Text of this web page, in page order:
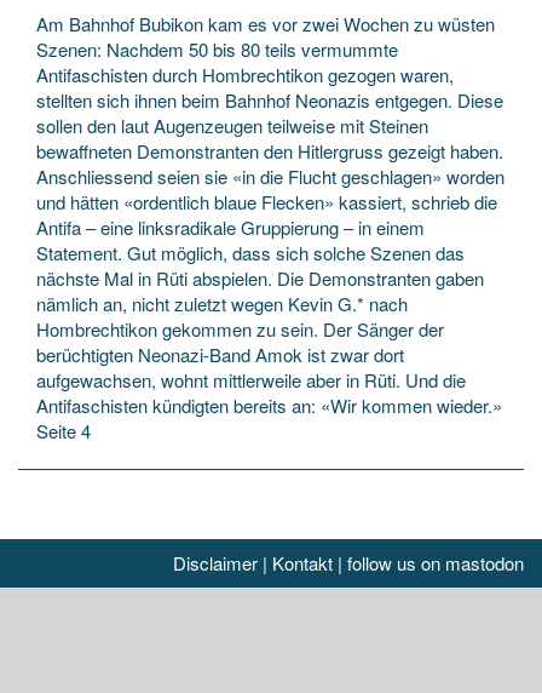
Am Bahnhof Bubikon kam es vor zwei Wochen zu wüsten
Szenen: Nachdem 50 bis 80 teils vermummte
Antifaschisten durch Hombrechtikon gezogen waren,
stellten sich ihnen beim Bahnhof Neonazis entgegen. Diese
sollen den laut Augenzeugen teilweise mit Steinen
bewaffneten Demonstranten den Hitlergruss gezeigt haben.
Anschliessend seien sie «in die Flucht geschlagen» worden
und hätten «ordentlich blaue Flecken» kassiert, schrieb die
Antifa – eine linksradikale Gruppierung – in einem
Statement. Gut möglich, dass sich solche Szenen das
nächste Mal in Rüti abspielen. Die Demonstranten gaben
nämlich an, nicht zuletzt wegen Kevin G.* nach
Hombrechtikon gekommen zu sein. Der Sänger der
berüchtigten Neonazi-Band Amok ist zwar dort
aufgewachsen, wohnt mittlerweile aber in Rüti. Und die
Antifaschisten kündigten bereits an: «Wir kommen wieder.»
Seite 4
Disclaimer | Kontakt | follow us on mastodon